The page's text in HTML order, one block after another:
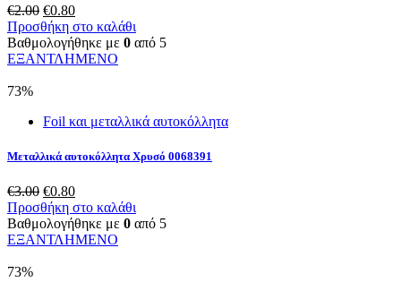
€2.00 Original
price
was:
€2.00.
€0.80Η
τρέχουσα
τιμή
είναι:
Προσθήκη στο καλάθι
Βαθμολογήθηκε με 0 από 5
ΕΞΑΝΤΛΗΜΕΝΟ
73%
Foil και μεταλλικά αυτοκόλλητα
Μεταλλικά αυτοκόλλητα Χρυσό 0068391
€3.00 Original
price
was:
€3.00.
€0.80Η
τρέχουσα
τιμή
είναι:
Προσθήκη στο καλάθι
Βαθμολογήθηκε με 0 από 5
ΕΞΑΝΤΛΗΜΕΝΟ
73%